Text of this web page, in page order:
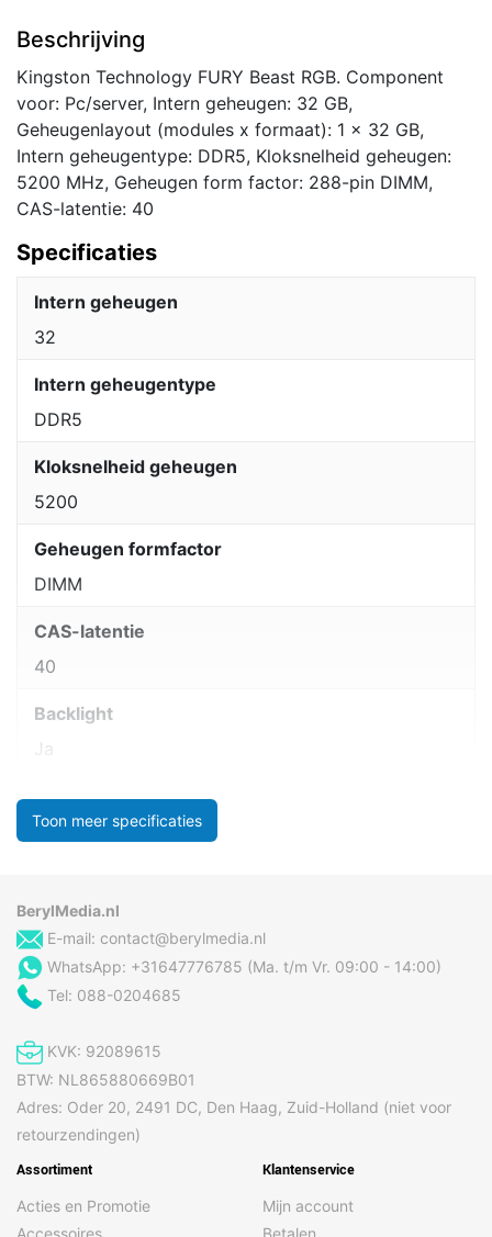
Beschrijving
Kingston Technology FURY Beast RGB. Component
voor: Pc/server, Intern geheugen: 32 GB,
Geheugenlayout (modules x formaat): 1 x 32 GB,
Intern geheugentype: DDR5, Kloksnelheid geheugen:
5200 MHz, Geheugen form factor: 288-pin DIMM,
CAS-latentie: 40
Specificaties
Intern geheugen
32
Intern geheugentype
DDR5
Kloksnelheid geheugen
5200
Geheugen formfactor
DIMM
CAS-latentie
40
Backlight
Ja
Toon meer specificaties
BerylMedia.nl
E-mail: contact@berylmedia.nl
WhatsApp: +31647776785 (Ma. t/m Vr. 09:00 - 14:00)
Tel: 088-0204685
KVK: 92089615
BTW: NL865880669B01
Adres: Oder 20, 2491 DC, Den Haag, Zuid-Holland (niet voor
retourzendingen)
Assortiment
Acties en Promotie
Klantenservice
Mijn account